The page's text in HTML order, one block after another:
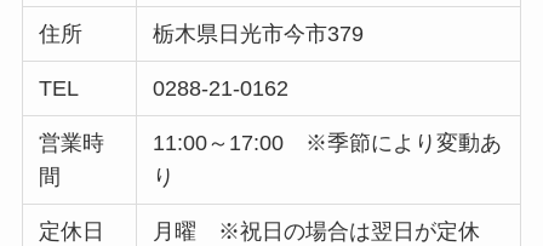
住所 栃木県日光市今市379
TEL 0288-21-0162
営業時
間
11:00～17:00 ※季節により変動あ
り
定休日 月曜 ※祝日の場合は翌日が定休